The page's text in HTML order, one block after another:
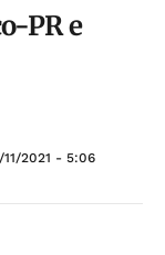
PR e
11/2021 - 5:06